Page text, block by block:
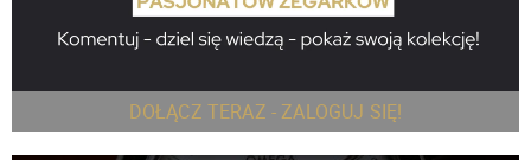
DOŁĄCZ TERAZ - ZALOGUJ SIĘ!